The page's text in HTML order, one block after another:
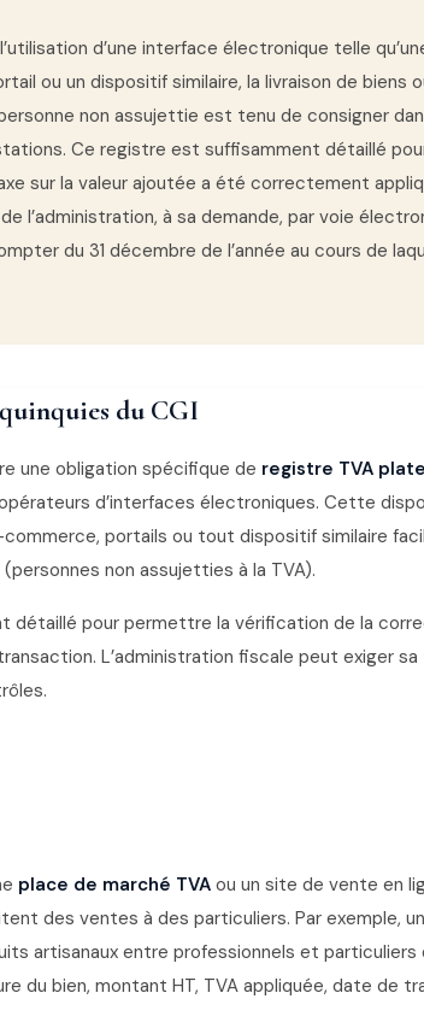
d’une interface électronique telle
ou un dispositif similaire, la livraison de biens
non assujettie est tenu de consigner
Ce registre est suffisamment détaillé
sur la valeur ajoutée a été correctement
l’administration, à sa demande, par voie
du 31 décembre de l’année au cours de
du CGI
une obligation spécifique de registre TVA
d’interfaces électroniques. Cette
portails ou tout dispositif similaire
non assujetties à la TVA).
détaillé pour permettre la vérification de la
L’administration fiscale peut exiger sa
place de marché TVA ou un site de vente en
des ventes à des particuliers. Par exemple,
artisanaux entre professionnels et particuliers
du bien, montant HT, TVA appliquée, date de